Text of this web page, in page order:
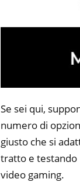
Se sei qui,
numero di
giusto che si
tratto e testando
video gaming.